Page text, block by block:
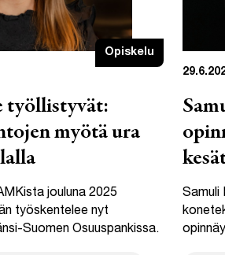
Opiskelu
työllistyvät:
myötä ura
jouluna 2025
työskentelee nyt
Suomen Osuuspankissa.
Samuli